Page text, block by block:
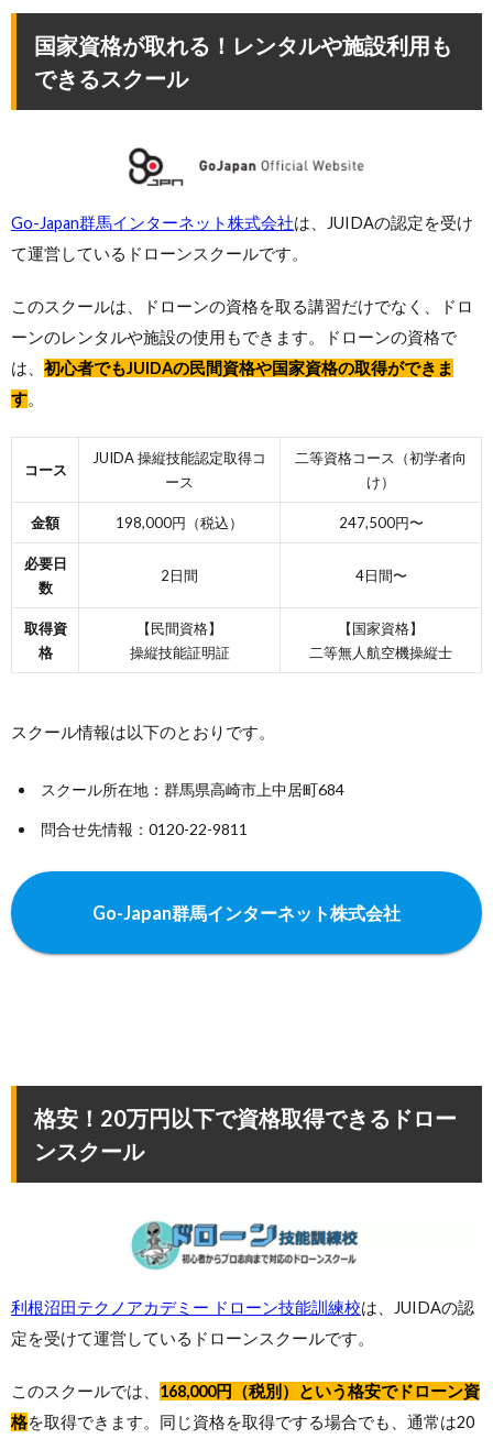
国家資格が取れる！レンタルや施設利用も
できるスクール
Go-Japan群馬インターネット株式会社は、JUIDAの認定を受け
て運営しているドローンスクールです。
このスクールは、ドローンの資格を取る講習だけでなく、ドロ
ーンのレンタルや施設の使用もできます。ドローンの資格で
は、 初心者でもJUIDAの民間資格や国家資格の取得ができま
す。
コース
JUIDA 操縦技能認定取得コ
ース
二等資格コース（初学者向
け）
金額 198,000円（税込） 247,500円〜
必要日
数
2日間 4日間〜
取得資
格
【民間資格】
操縦技能証明証
【国家資格】
二等無人航空機操縦士
スクール情報は以下のとおりです。
スクール所在地：群馬県高崎市上中居町684
問合せ先情報：0120-22-9811
Go-Japan群馬インターネット株式会社
格安！20万円以下で資格取得できるドロー
ンスクール
利根沼田テクノアカデミー ドローン技能訓練校は、JUIDAの認
定を受けて運営しているドローンスクールです。
このスクールでは、 168,000円（税別）という格安でドローン資
格を取得できます。同じ資格を取得でする場合でも、通常は20